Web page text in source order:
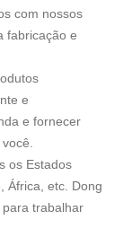
com nossos
fabricação e
e
e fornecer
os Estados
África, etc. Dong
trabalhar